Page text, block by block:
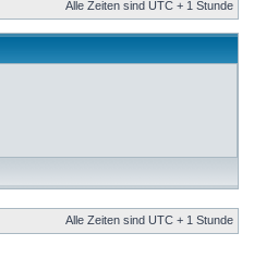
Alle Zeiten sind UTC + 1 Stunde
Alle Zeiten sind UTC + 1 Stunde